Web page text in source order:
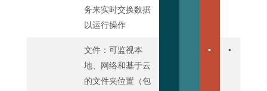
务来实时交换数据
以运行操作
文件：可监视本
地、网络和基于云
的文件夹位置（包
• •